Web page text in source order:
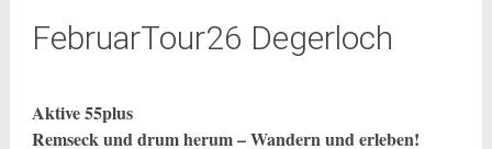
FebruarTour26 Degerloch
Aktive 55plus
Remseck und drum herum – Wandern und erleben!